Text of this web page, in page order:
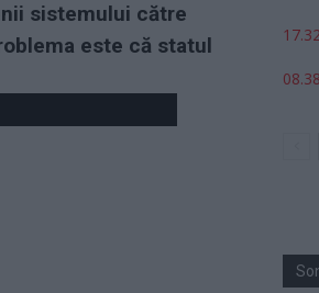
sistemului către
este că statul
17.32
08.38